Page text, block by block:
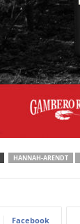
HANNAH-ARENDT
Facebook